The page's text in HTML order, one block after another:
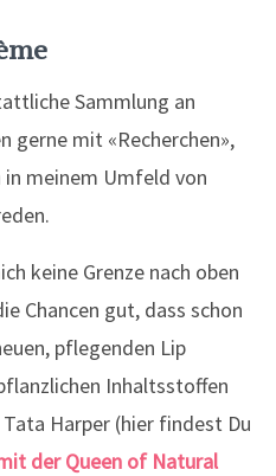
Sammlung an
gerne mit «Recherchen»,
in meinem Umfeld von
keine Grenze nach oben
Chancen gut, dass schon
pflegenden Lip
Inhaltsstoffen
Harper (hier findest Du
der Queen of Natural